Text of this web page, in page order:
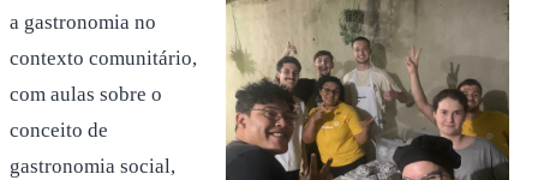
a gastronomia no
contexto comunitário,
com aulas sobre o
conceito de
gastronomia social,